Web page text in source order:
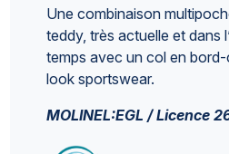
Une combinaison
teddy, très actuelle et dans
temps avec un col en
look sportswear.
MOLINEL:EGL / Licence